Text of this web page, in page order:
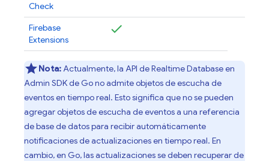
Check
Firebase
Extensions
Nota:Actualmente, la API deRealtime Databaseen
Admin SDKde Go no admite objetos de escucha de
eventos en tiempo real. Esto significa que no se pueden
agregar objetos de escucha de eventos a una referencia
de base de datos para recibir automáticamente
notificaciones de actualizaciones en tiempo real. En
cambio, en Go, las actualizaciones se deben recuperar de